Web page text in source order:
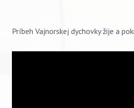
Príbeh Vajnorskej dychovky žije a